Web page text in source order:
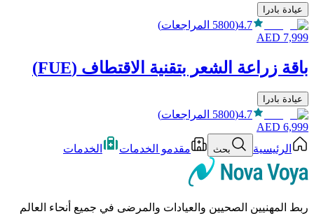
عيادة بادرا
4.7
(
5800 المراجعات)
7,999
AED
باقة زراعة الشعر بتقنية الاقتطاف (FUE)
عيادة بادرا
4.7
(
5800 المراجعات)
6,999
AED
الرئيسية
بحث مقدمو الخدمات الخدمات
ربط المهنيين الصحيين والعيادات والمرضى في جميع أنحاء العالم